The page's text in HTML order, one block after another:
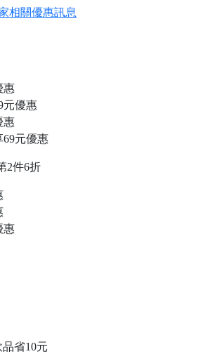
相關優惠訊息
惠
元優惠
惠
元優惠
2件6折
惠
品省10元